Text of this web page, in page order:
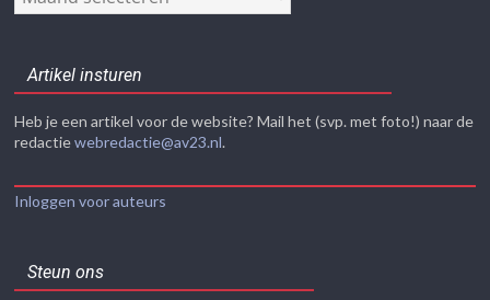
Artikel insturen
Heb je een artikel voor de website? Mail het (svp. met foto!) naar de
redactiewebredactie@av23.nl.
Inloggen voor auteurs
Steun ons